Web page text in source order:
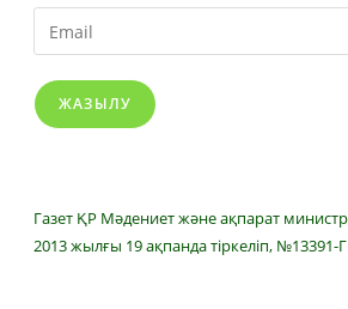
Email
ЖАЗЫЛУ
Газет ҚР Мәдениет және ақпарат
2013 жылғы 19 ақпанда тіркеліп, №13391-Г